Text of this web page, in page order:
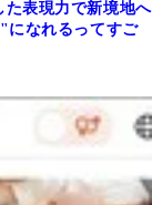
た表現力で新境地へ
になれるってすご